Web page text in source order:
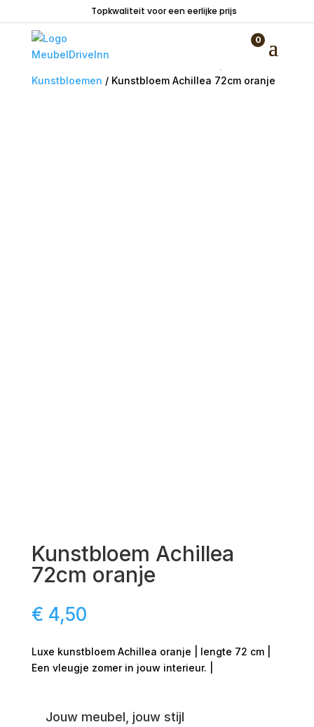
Topkwaliteit voor een eerlijke prijs
0
Kunstbloemen / Kunstbloem Achillea 72cm oranje
Kunstbloem Achillea
72cm oranje
€ 4,50
Luxe kunstbloem Achillea oranje | lengte 72 cm |
Een vleugje zomer in jouw interieur. |
Jouw meubel, jouw stijl